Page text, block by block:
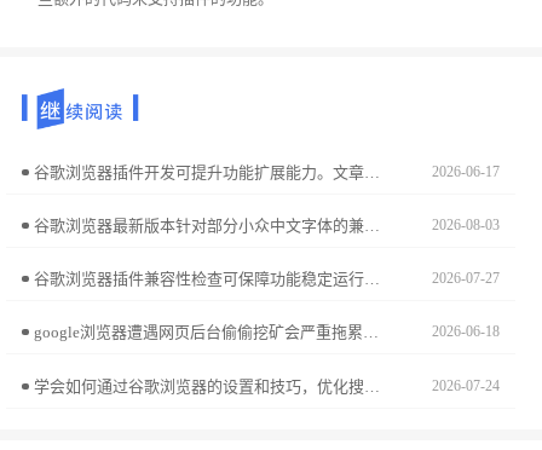
谷歌浏览器插件开发可提升功能扩展能力。文章分享实操经验，帮助用户掌握扩展制作操作技巧。 2026-06-17
谷歌浏览器最新版本针对部分小众中文字体的兼容性进行了强化。本文分析该功能在处理复杂字体路径映射、防止排版塌陷方面的实际表现，评估其对中文资料阅读体验的优化价值。 2026-08-03
谷歌浏览器插件兼容性检查可保障功能稳定运行。本文介绍下载安装后的插件兼容性检查操作方法，提高扩展安全性。 2026-07-27
google浏览器遭遇网页后台偷偷挖矿会严重拖累系统性能。本文提供了专业的拦截策略，教您通过浏览器扩展或高级设置屏蔽挖矿代码，防止恶意脚本恶意占用算力，确保电脑流畅运行。 2026-06-18
2026-07-24